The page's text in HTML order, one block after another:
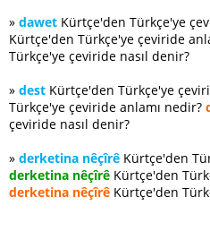
» dawet Kürtçe'den Türkçe'ye
Kürtçe'den Türkçe'ye çeviride
Türkçe'ye çeviride nasıl denir?
» dest Kürtçe'den Türkçe'ye
Türkçe'ye çeviride anlamı nedir?
çeviride nasıl denir?
» derketina nêçîrê Kürtçe'den
derketina nêçîrê Kürtçe'den
derketina nêçîrê Kürtçe'den